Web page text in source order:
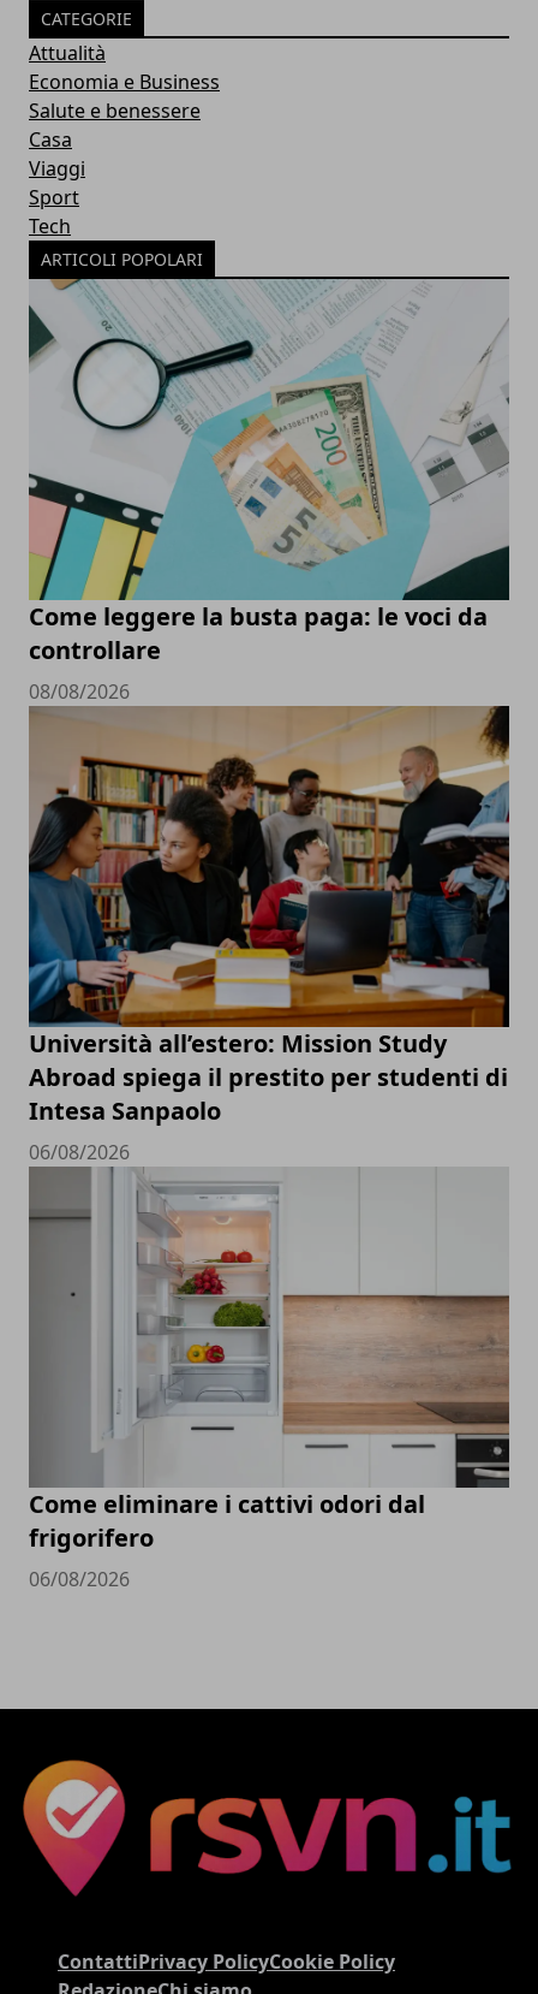
CATEGORIE
Attualità
Economia e Business
Salute e benessere
Casa
Viaggi
Sport
Tech
ARTICOLI POPOLARI
Come leggere la busta paga: le voci da
controllare
08/08/2026
Università all’estero: Mission Study
Abroad spiega il prestito per studenti di
Intesa Sanpaolo
06/08/2026
Come eliminare i cattivi odori dal
frigorifero
06/08/2026
ContattiPrivacy PolicyCookie Policy